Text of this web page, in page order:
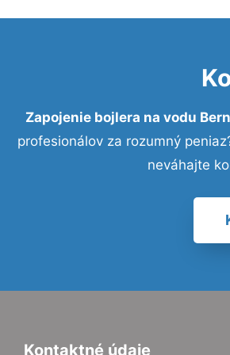
Zapojenie bojlera na vodu
profesionálov za rozumný
neváhajte
Kontaktné údaje